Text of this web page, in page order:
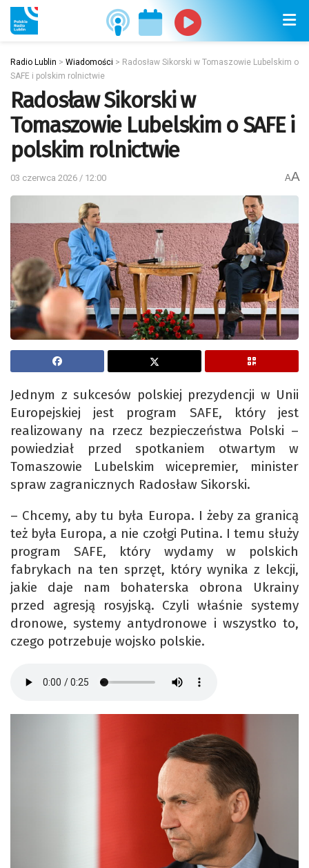
Radio Lublin > Wiadomości > Radosław Sikorski w Tomaszowie Lubelskim o
SAFE i polskim rolnictwie
Radosław Sikorski w
Tomaszowie Lubelskim o SAFE i
polskim rolnictwie
03 czerwca 2026 / 12:00 AA
Jednym z sukcesów polskiej prezydencji w Unii
Europejskiej jest program SAFE, który jest
realizowany na rzecz bezpieczeństwa Polski –
powiedział przed spotkaniem otwartym w
Tomaszowie Lubelskim wicepremier, minister
spraw zagranicznych Radosław Sikorski.
– Chcemy, aby tu była Europa. I żeby za granicą
też była Europa, a nie czołgi Putina. I temu służy
program SAFE, który wydamy w polskich
fabrykach na ten sprzęt, który wynika z lekcji,
jakie daje nam bohaterska obrona Ukrainy
przed agresją rosyjską. Czyli właśnie systemy
dronowe, systemy antydronowe i wszystko to,
czego potrzebuje wojsko polskie.